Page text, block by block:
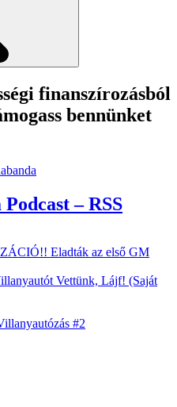
finanszírozásból
bennünket
– RSS
Eladták az első GM
Vettünk, Lájf! (Saját
#2